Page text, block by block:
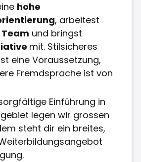
hohe
, arbeitest
Team und bringst
mit. Stilsicheres
eine Voraussetzung,
Fremdsprache ist von
Einführung in
legen wir grossen
steht dir ein breites,